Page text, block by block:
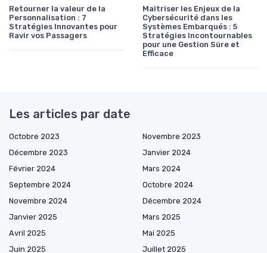
Retourner la valeur de la
Personnalisation : 7
Stratégies Innovantes pour
Ravir vos Passagers
Maîtriser les Enjeux de la
Cybersécurité dans les
Systèmes Embarqués : 5
Stratégies Incontournables
pour une Gestion Sûre et
Efficace
Les articles par date
Octobre 2023
Novembre 2023
Décembre 2023
Janvier 2024
Février 2024
Mars 2024
Septembre 2024
Octobre 2024
Novembre 2024
Décembre 2024
Janvier 2025
Mars 2025
Avril 2025
Mai 2025
Juin 2025
Juillet 2025